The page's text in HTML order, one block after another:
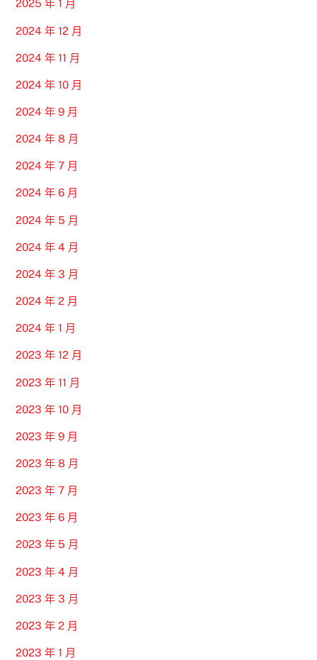
2025 年 1 月
2024 年 12 月
2024 年 11 月
2024 年 10 月
2024 年 9 月
2024 年 8 月
2024 年 7 月
2024 年 6 月
2024 年 5 月
2024 年 4 月
2024 年 3 月
2024 年 2 月
2024 年 1 月
2023 年 12 月
2023 年 11 月
2023 年 10 月
2023 年 9 月
2023 年 8 月
2023 年 7 月
2023 年 6 月
2023 年 5 月
2023 年 4 月
2023 年 3 月
2023 年 2 月
2023 年 1 月